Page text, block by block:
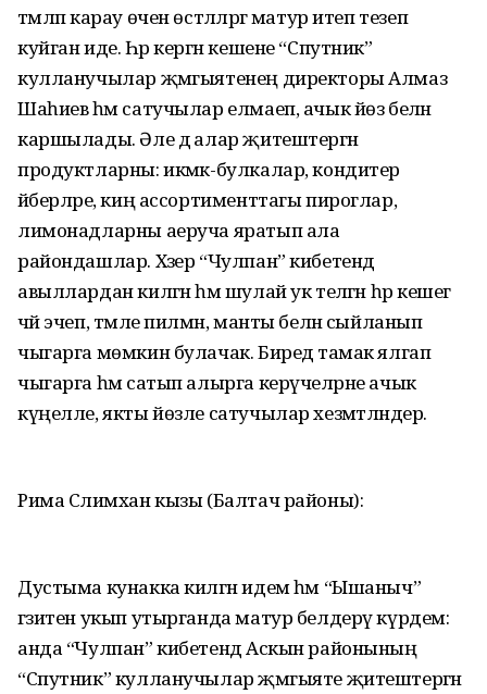
тәмләп карау өчен өстәлләргә матур итеп тезеп
куйган иде. Һәр кергән кешене “Спутник”
кулланучылар җәмгыятенең директоры Алмаз
Шаһиев һәм сатучылар елмаеп, ачык йөз белән
каршылады. Әле дә алар җитештергән
продуктларны: икмәк-булкалар, кондитер
әйберләре, киң ассортименттагы пироглар,
лимонадларны аеруча яратып ала
райондашлар. Хәзер “Чулпан” кибетендә
авыллардан килгән һәм шулай ук теләгән һәр кешегә
чәй эчеп, тәмле пилмән, манты белән сыйланып
чыгарга мөмкин булачак. Биредә тамак ялгап
чыгарга һәм сатып алырга керүчеләрне ачык
күңелле, якты йөзле сатучылар хезмәтләндерә.
Рима Сәлимхан кызы (Балтач районы):
Дустыма кунакка килгән идем һәм “Ышаныч”
гәзитен укып утырганда матур белдерү күрдем:
анда “Чулпан” кибетендә Аскын районының
“Спутник” кулланучылар җәмгыяте җитештергән